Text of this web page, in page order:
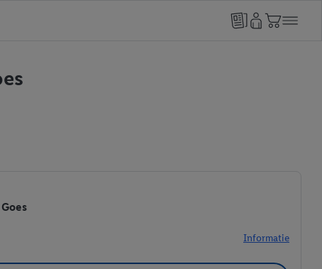
Informatie